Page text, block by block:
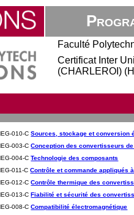
Faculté
Certificat Inter
(CHARLEROI)
010-CSources, stockage et conversion
003-CConception des convertisseurs
004-CTechnologie des composants
011-CContrôle et commande appliqués
012-CContrôle thermique des
013-CFiabilité et sécurité des
008-CCompatibilité électromagnétique